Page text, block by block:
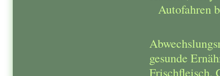
Autofahren
gesunde
Frischfleisch,